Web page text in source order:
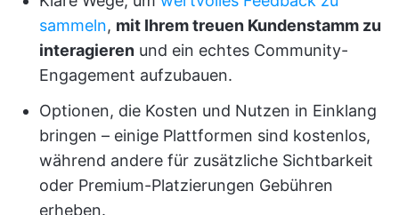
sammeln, mit Ihrem treuen Kundenstamm zu
interagieren und ein echtes Community-
Engagement aufzubauen.
Optionen, die Kosten und Nutzen in Einklang
bringen – einige Plattformen sind kostenlos,
während andere für zusätzliche Sichtbarkeit
oder Premium-Platzierungen Gebühren
erheben.